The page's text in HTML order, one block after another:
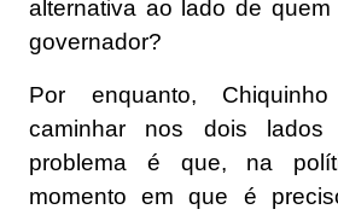
alternativa ao lado de
governador?
Por enquanto,
caminhar nos dois
problema é que, na
momento em que é